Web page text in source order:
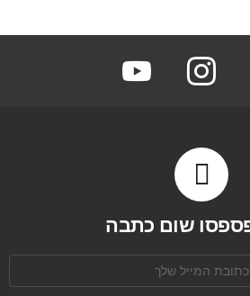
instagram
שום כתבה